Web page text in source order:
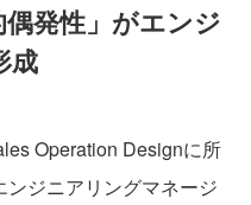
発性」がエンジ
成
Operation Designに所
ジニアリングマネージ